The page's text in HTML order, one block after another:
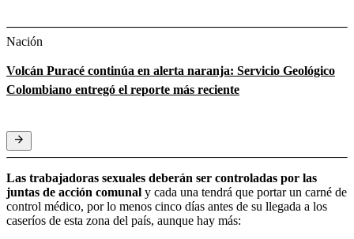
Nación
Volcán Puracé continúa en alerta naranja: Servicio Geológico
Colombiano entregó el reporte más reciente
Las trabajadoras sexuales deberán ser controladas por las
juntas de acción comunal y cada una tendrá que portar un carné de
control médico, por lo menos cinco días antes de su llegada a los
caseríos de esta zona del país, aunque hay más: